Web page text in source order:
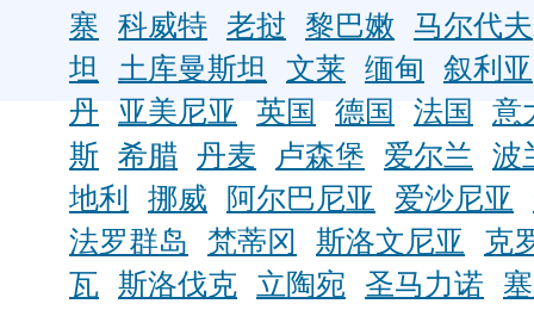
寨
科威特 老挝 黎巴嫩
马尔代夫
坦
土库曼斯坦 文莱 缅甸
叙利亚
丹
亚美尼亚 英国 德国 法国
意
斯 希腊 丹麦 卢森堡 爱尔兰
波
地利
挪威 阿尔巴尼亚 爱沙尼亚
法罗群岛
梵蒂冈 斯洛文尼亚
克
瓦 斯洛伐克 立陶宛 圣马力诺